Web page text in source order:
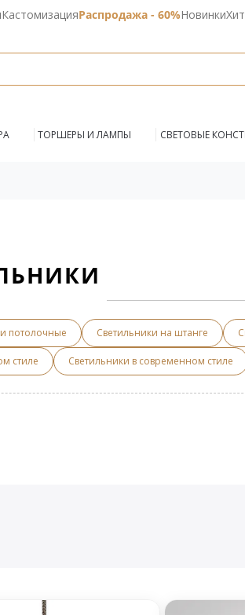
КастомизацияРаспродажа - 60%Новинки
ТОРШЕРЫ И ЛАМПЫ СВЕТОВЫЕ
потолочные Светильники на штанге
стиле Светильники в современном стиле